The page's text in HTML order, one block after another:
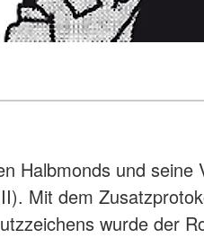
Halbmonds und
Mit dem
wurde der